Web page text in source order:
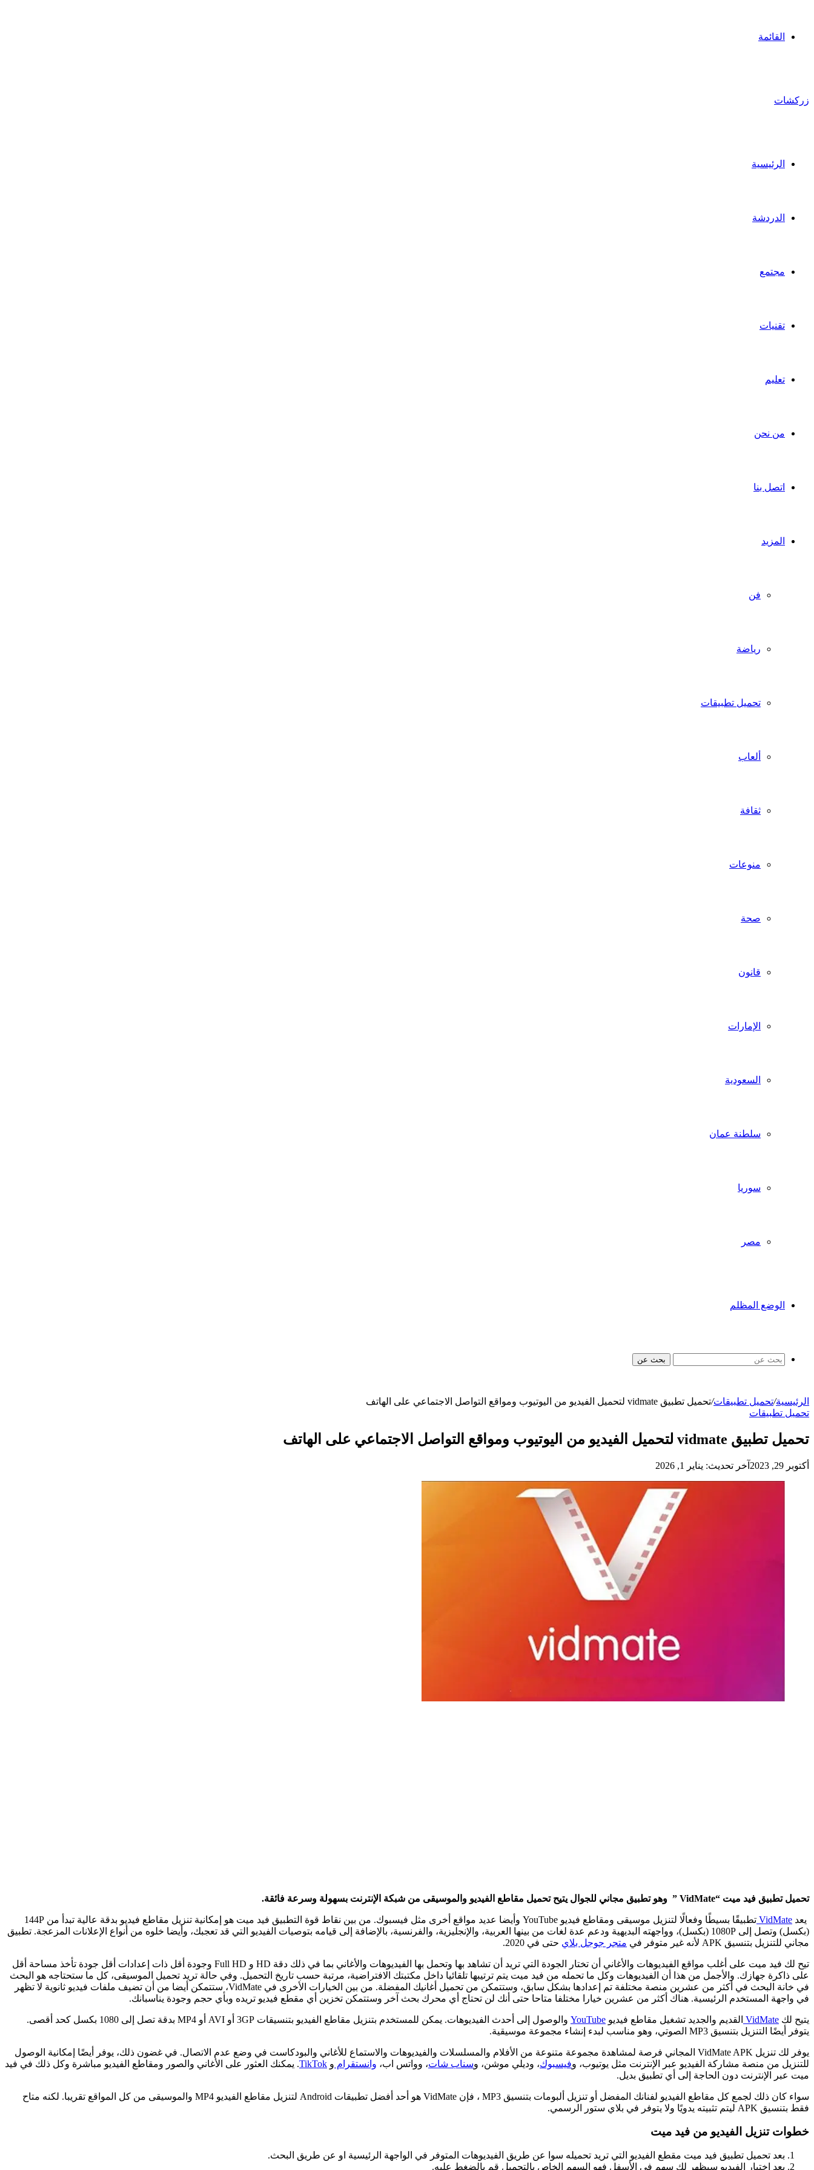
القائمة
زركشات
الرئيسية
الدردشة
مجتمع
تقنيات
تعليم
من نحن
اتصل بنا
المزيد
فن
رياضة
تحميل تطبيقات
ألعاب
ثقافة
منوعات
صحة
قانون
الإمارات
السعودية
سلطنة عمان
سوريا
مصر
الوضع المظلم
بحث عن
الرئيسية/تحميل تطبيقات/تحميل تطبيق vidmate لتحميل الفيديو من اليوتيوب ومواقع التواصل الاجتماعي على الهاتف
تحميل تطبيقات
تحميل تطبيق vidmate لتحميل الفيديو من اليوتيوب ومواقع التواصل الاجتماعي على الهاتف
أكتوبر 29, 2023 آخر تحديث: يناير 1, 2026
تحميل تطبيق فيد ميت “VidMate ” وهو تطبيق مجاني للجوال يتيح تحميل مقاطع الفيديو والموسيقى من شبكة الإنترنت بسهولة وسرعة فائقة.
يعد VidMate
تطبيقًا بسيطًا وفعالًا لتنزيل موسيقى ومقاطع فيديو YouTube وأيضا عديد مواقع أخرى مثل فيسبوك. من بين نقاط قوة التطبيق فيد ميت هو إمكانية تنزيل مقاطع فيديو بدقة عالية تبدأ من 144P
(بكسل) وتصل إلى 1080P (بكسل)، وواجهته البديهية ودعم عدة لغات من بينها العربية، والإنجليزية، والفرنسية، بالإضافة إلى قيامه بتوصيات الفيديو التي قد تعجبك، وأيضا خلوه من أنواع الإعلانات المزعجة. تطبيق
مجاني للتنزيل بتنسيق APK لأنه غير متوفر في
متجر جوجل بلاي حتى في 2020.
تيح لك فيد ميت على أغلب مواقع الفيديوهات والأغاني أن تختار الجودة التي تريد أن تشاهد بها وتحمل بها الفيديوهات والأغاني بما في ذلك دقة HD و Full HD وجودة أقل ذات إعدادات أقل جودة تأخذ مساحة أقل
على ذاكرة جهازك. والأجمل من هذا أن الفيديوهات وكل ما تحمله من فيد ميت يتم ترتيبها تلقائيا داخل مكتبتك الافتراضية، مرتبة حسب تاريخ التحميل. وفي حالة تريد تحميل الموسيقى، كل ما ستحتاجه هو البحث
في خانة البحث في أكثر من عشرين منصة مختلفة تم إعدادها بشكل سابق، وستتمكن من تحميل أغانيك المفضلة. من بين الخيارات الأخرى في VidMate، ستتمكن أيضا من أن تضيف ملفات فيديو ثانوية لا تظهر
في واجهة المستخدم الرئيسية. هناك أكثر من عشرين خيارا مختلفا متاحا حتى أنك لن تحتاج أي محرك بحث آخر وستتمكن تخزين أي مقطع فيديو تريده وبأي حجم وجودة يناسبانك.
يتيح لك VidMate القديم والجديد تشغيل مقاطع فيديو YouTube
والوصول إلى أحدث الفيديوهات. يمكن للمستخدم بتنزيل مقاطع الفيديو بتنسيقات 3GP أو AVI أو MP4 بدقة تصل إلى 1080 بكسل كحد أقصى.
يتوفر أيضًا التنزيل بتنسيق MP3 الصوتي، وهو مناسب لبدء إنشاء مجموعة موسيقية.
يوفر لك تنزيل VidMate APK المجاني فرصة لمشاهدة مجموعة متنوعة من الأفلام والمسلسلات والفيديوهات والاستماع للأغاني والبودكاست في وضع عدم الاتصال. في غضون ذلك، يوفر أيضًا إمكانية الوصول
للتنزيل من منصة مشاركة الفيديو عبر الإنترنت مثل يوتيوب، وفيسبوك، وديلي موشن، وسناب شات، وواتس اب، وانستقرام و TikTok. يمكنك العثور على الأغاني والصور ومقاطع الفيديو مباشرة وكل ذلك في فيد
ميت عبر الإنترنت دون الحاجة إلى أي تطبيق بديل.
سواء كان ذلك لجمع كل مقاطع الفيديو لفنانك المفضل أو تنزيل ألبومات بتنسيق MP3 ، فإن VidMate هو أحد أفضل تطبيقات Android لتنزيل مقاطع الفيديو MP4 والموسيقى من كل المواقع تقريبا. لكنه متاح
فقط بتنسيق APK ليتم تثبيته يدويًا ولا يتوفر في بلاي ستور الرسمي.
خطوات تنزيل الفيديو من فيد ميت
بعد تحميل تطبيق فيد ميت مقطع الفيديو التي تريد تحميله سوا عن طريق الفيديوهات المتوفر في الواجهة الرئيسية او عن طريق البحث.
بعد اختيار الفيديو سيظهر لك سهم في الأسفل فهو السهم الخاص بالتحميل قم بالضغط عليه.